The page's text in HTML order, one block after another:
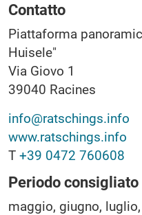
Contatto
Piattaforma
Huisele"
Via Giovo 1
39040 Racines
info@ratschings.info
www.ratschings.info
T +39 0472 760608
Periodo consigliato
maggio, giugno,